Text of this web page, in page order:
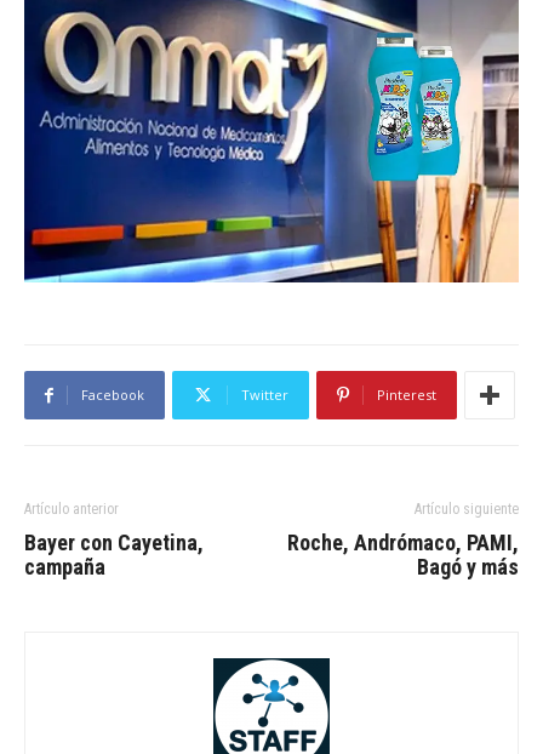
Facebook Twitter Pinterest
Artículo anterior
Bayer con Cayetina,
campaña
Artículo siguiente
Roche, Andrómaco, PAMI,
Bagó y más